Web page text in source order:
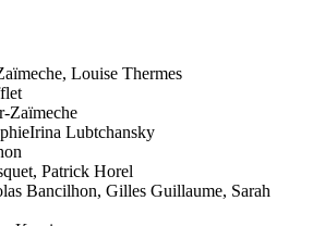
Louise Thermes
Zaïmeche
Irina Lubtchansky
Patrick Horel
Bancilhon, Gilles Guillaume, Sarah